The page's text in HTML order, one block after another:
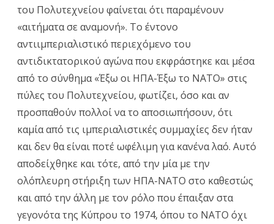
του Πολυτεχνείου φαίνεται ότι παραμένουν
«αιτήματα σε αναμονή». Το έντονο
αντιιμπεριαλιστικό περιεχόμενο του
αντιδικτατορικού αγώνα που εκφράστηκε και μέσα
από το σύνθημα «Έξω οι ΗΠΑ-Έξω το ΝΑΤΟ» στις
πύλες του Πολυτεχνείου, φωτίζει, όσο και αν
προσπαθούν πολλοί να το αποσιωπήσουν, ότι
καμία από τις ιμπεριαλιστικές συμμαχίες δεν ήταν
και δεν θα είναι ποτέ ωφέλιμη για κανένα λαό. Αυτό
αποδείχθηκε και τότε, από την μία με την
ολόπλευρη στήριξη των ΗΠΑ-ΝΑΤΟ στο καθεστώς
και από την άλλη με τον ρόλο που έπαιξαν στα
γεγονότα της Κύπρου το 1974, όπου το ΝΑΤΟ όχι